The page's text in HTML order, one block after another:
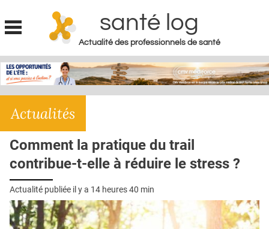
Jump to navigation
santé log
Actualité des professionnels de santé
MON COMPTE
S'ABONNER À LA REVUE SOIN À DOMICILE
ACTUS
DOSSIERS
RÉSEAUX
E-REVUE SAD
Actualités
Comment la pratique du trail
contribue-t-elle à réduire le stress ?
Actualité publiée il y a 14 heures 40 min